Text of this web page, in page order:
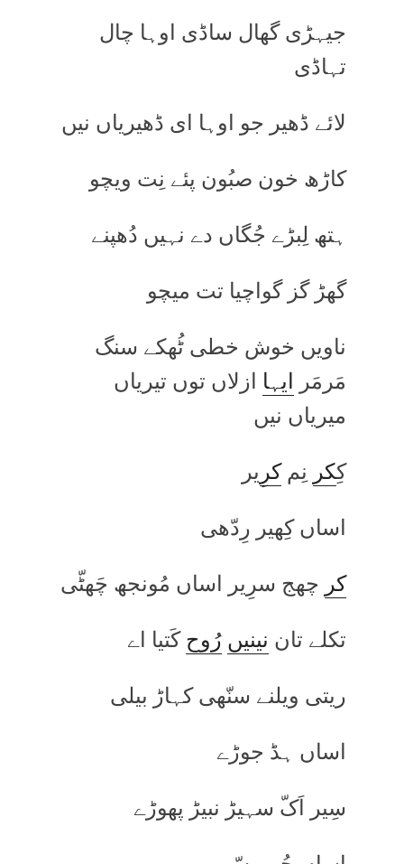
جیہڑی گھال ساڈی اوہا چال
تہاڈی
لائے ڈھیر جو اوہا ای ڈھیریاں نیں
کاڑھ خون صبُون پئے نِت ویچو
ہتھ لِبڑے جُگاں دے نہیں دُھپنے
گھڑ گز گواچیا تت میچو
ناویں خوش خطی ٹُھکے سنگ
مَرمَر ایہا ازلاں توں تیریاں
میریاں نیں
کِکر نِمکر ِیر
اساں کِھیر رِدّھی
کر چھج سرِیر اساں مُونجھ چَھٹّی
تکلے تان نینیں رُوحکَتیا اے
ریتی ویلنے سنّھی کہاڑ بیلی
اساں ہڈ جوڑے
سِیر اَکّ سہیڑ نبیڑ پھوڑے